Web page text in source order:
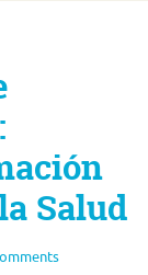
Salud